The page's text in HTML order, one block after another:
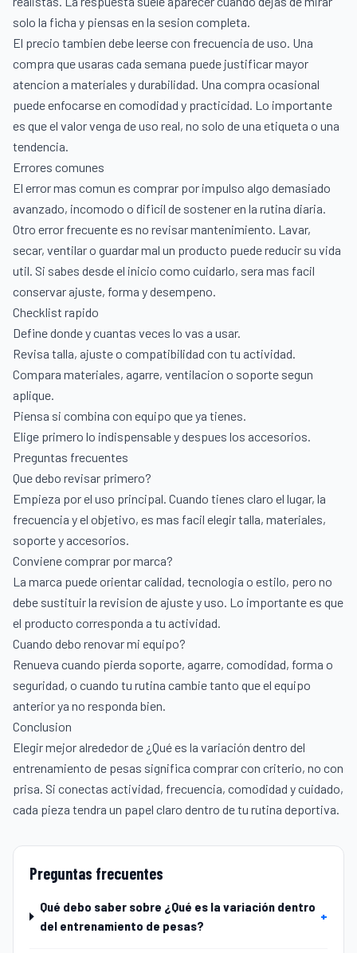
solo la ficha y piensas en la sesion completa.
El precio tambien debe leerse con frecuencia de uso. Una
compra que usaras cada semana puede justificar mayor
atencion a materiales y durabilidad. Una compra ocasional
puede enfocarse en comodidad y practicidad. Lo importante
es que el valor venga de uso real, no solo de una etiqueta o una
tendencia.
Errores comunes
El error mas comun es comprar por impulso algo demasiado
avanzado, incomodo o dificil de sostener en la rutina diaria.
Otro error frecuente es no revisar mantenimiento. Lavar,
secar, ventilar o guardar mal un producto puede reducir su vida
util. Si sabes desde el inicio como cuidarlo, sera mas facil
conservar ajuste, forma y desempeno.
Checklist rapido
Define donde y cuantas veces lo vas a usar.
Revisa talla, ajuste o compatibilidad con tu actividad.
Compara materiales, agarre, ventilacion o soporte segun
aplique.
Piensa si combina con equipo que ya tienes.
Elige primero lo indispensable y despues los accesorios.
Preguntas frecuentes
Que debo revisar primero?
Empieza por el uso principal. Cuando tienes claro el lugar, la
frecuencia y el objetivo, es mas facil elegir talla, materiales,
soporte y accesorios.
Conviene comprar por marca?
La marca puede orientar calidad, tecnologia o estilo, pero no
debe sustituir la revision de ajuste y uso. Lo importante es que
el producto corresponda a tu actividad.
Cuando debo renovar mi equipo?
Renueva cuando pierda soporte, agarre, comodidad, forma o
seguridad, o cuando tu rutina cambie tanto que el equipo
anterior ya no responda bien.
Conclusion
Elegir mejor alrededor de ¿Qué es la variación dentro del
entrenamiento de pesas significa comprar con criterio, no con
prisa. Si conectas actividad, frecuencia, comodidad y cuidado,
cada pieza tendra un papel claro dentro de tu rutina deportiva.
Preguntas frecuentes
Qué debo saber sobre ¿Qué es la variación dentro
del entrenamiento de pesas?
+